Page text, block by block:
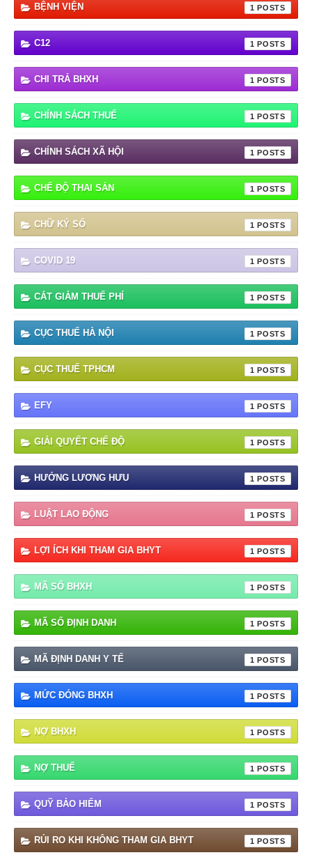
BỆNH VIỆN 1
C12 1
CHI TRẢ BHXH 1
CHÍNH SÁCH THUẾ 1
CHÍNH SÁCH XÃ HỘI 1
CHẾ ĐỘ THAI SẢN 1
CHỮ KÝ SỐ 1
COVID 19 1
CẮT GIẢM THUẾ PHÍ 1
CỤC THUẾ HÀ NỘI 1
CỤC THUẾ TPHCM 1
EFY 1
GIẢI QUYẾT CHẾ ĐỘ 1
HƯỞNG LƯƠNG HƯU 1
LUẬT LAO ĐỘNG 1
LỢI ÍCH KHI THAM GIA BHYT 1
MÃ SỐ BHXH 1
MÃ SỐ ĐỊNH DANH 1
MÃ ĐỊNH DANH Y TẾ 1
MỨC ĐÓNG BHXH 1
NỢ BHXH 1
NỢ THUẾ 1
QUỸ BẢO HIỂM 1
RỦI RO KHI KHÔNG THAM GIA BHYT 1